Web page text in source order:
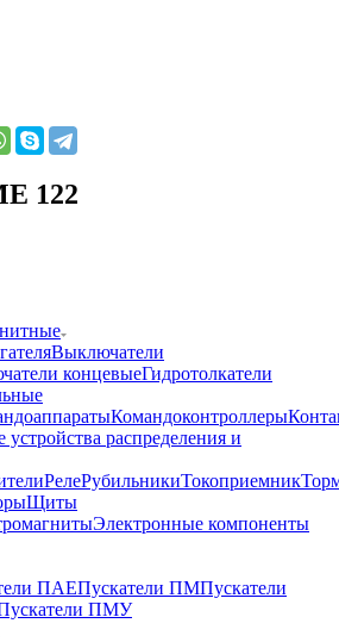
122
Выключатели
концевыеГидротолкатели
Командоконтроллеры
устройства распределения и
РелеРубильникиТокоприемник
Щиты
Электронные компоненты
ПАЕПускатели ПМПускатели
ПМУ